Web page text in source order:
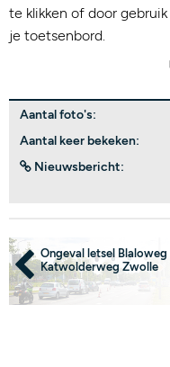
te klikken of door
je toetsenbord.
Aantal foto's:
Aantal keer bekeken:
Nieuwsbericht:
Ongeval letsel Blaloweg
Katwolderweg Zwolle